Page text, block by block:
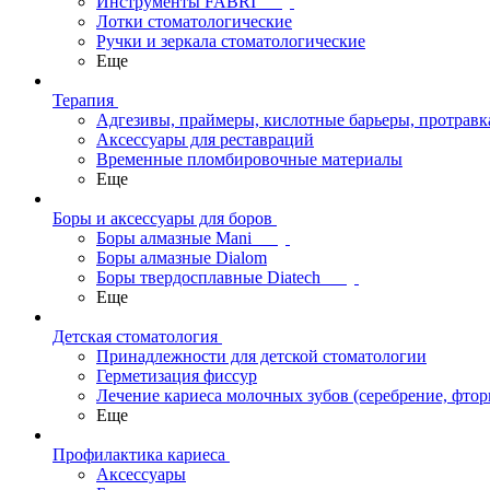
Лотки стоматологические
Ручки и зеркала стоматологические
Еще
Терапия
Адгезивы, праймеры, кислотные барьеры,
Аксессуары для реставраций
Временные пломбировочные материалы
Еще
Боры и аксессуары для боров
Боры алмазные Mani
Боры алмазные Dialom
Боры твердосплавные Diatech
Еще
Детская стоматология
Принадлежности для детской стоматологии
Герметизация фиссур
Лечение кариеса молочных зубов (серебрение,
Еще
Профилактика кариеса
Аксессуары